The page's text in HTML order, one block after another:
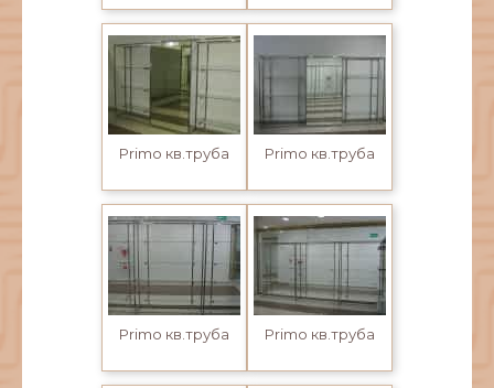
Primo кв.труба Primo кв.труба
Primo кв.труба Primo кв.труба